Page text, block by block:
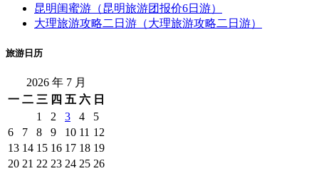
昆明闺蜜游（昆明旅游团报价6日游）
大理旅游攻略二日游（大理旅游攻略二日游）
旅游日历
2026 年 7 月
一 二 三 四 五 六 日
1
2 3 4
5
6
7 8 9 10 11 12
13 14 15 16 17 18 19
20 21 22 23 24 25 26